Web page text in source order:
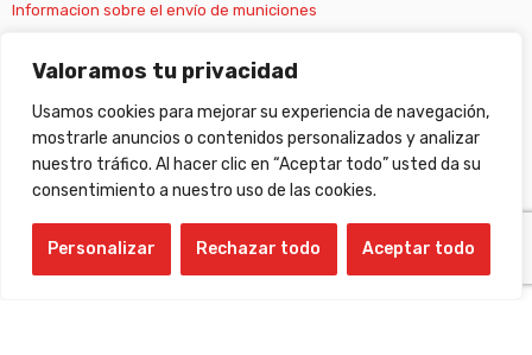
Valoramos tu privacidad
Usamos cookies para mejorar su experiencia de navegación,
mostrarle anuncios o contenidos personalizados y analizar
nuestro tráfico. Al hacer clic en “Aceptar todo” usted da su
consentimiento a nuestro uso de las cookies.
Personalizar Rechazar todo Aceptar todo
Informacion sobre el envío de municiones
Información sobre el envío de armas
Cambios y devoluciones
Suscripción newsletter